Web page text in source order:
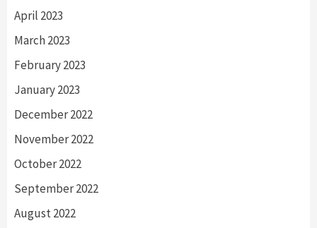
April 2023
March 2023
February 2023
January 2023
December 2022
November 2022
October 2022
September 2022
August 2022